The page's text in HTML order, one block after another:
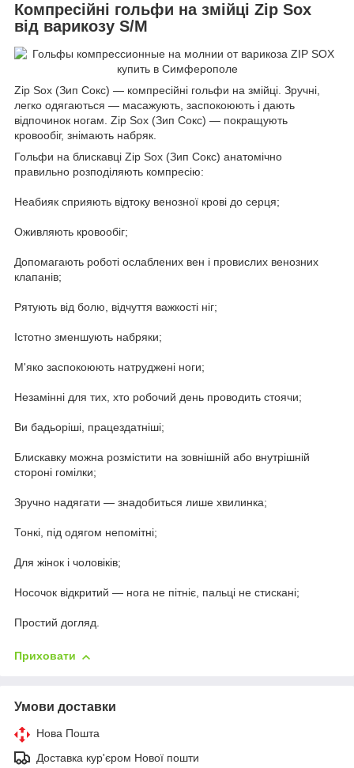
Компресійні гольфи на змійці Zip Sox
від варикозу S/M
Zip Sox (Зип Сокс) — компресійні гольфи на змійці. Зручні,
легко одягаються — масажують, заспокоюють і дають
відпочинок ногам. Zip Sox (Зип Сокс) — покращують
кровообіг, знімають набряк.
Гольфи на блискавці Zip Sox (Зип Сокс) анатомічно
правильно розподіляють компресію:
Неабияк сприяють відтоку венозної крові до серця;
Оживляють кровообіг;
Допомагають роботі ослаблених вен і провислих венозних
клапанів;
Рятують від болю, відчуття важкості ніг;
Істотно зменшують набряки;
М'яко заспокоюють натруджені ноги;
Незамінні для тих, хто робочий день проводить стоячи;
Ви бадьоріші, працездатніші;
Блискавку можна розмістити на зовнішній або внутрішній
стороні гомілки;
Зручно надягати — знадобиться лише хвилинка;
Тонкі, під одягом непомітні;
Для жінок і чоловіків;
Носочок відкритий — нога не пітніє, пальці не стискані;
Простий догляд.
Приховати
Умови доставки
Нова Пошта
Доставка кур'єром Нової пошти